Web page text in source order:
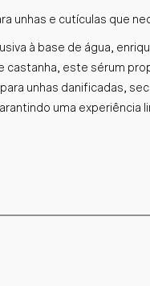
unhas e cutículas que
à base de água,
castanha, este sérum
unhas danificadas,
uma experiência